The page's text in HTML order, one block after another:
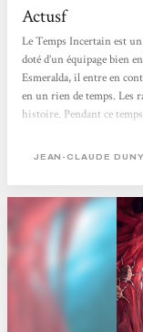
Actusf
Le Temps Incertain est
doté d’un équipage bien
Esmeralda, il entre en
en un rien de temps. Les
histoire. Pendant ce
jeune femme –
JEAN-CLAUDE